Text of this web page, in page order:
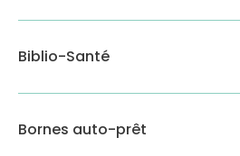
Biblio-Santé
Bornes auto-prêt